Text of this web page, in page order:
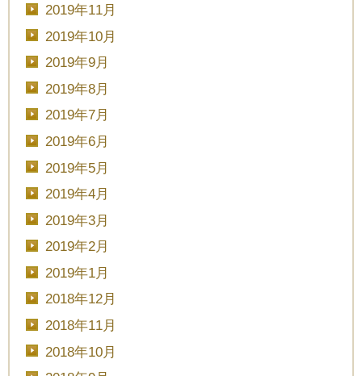
2019年11月
2019年10月
2019年9月
2019年8月
2019年7月
2019年6月
2019年5月
2019年4月
2019年3月
2019年2月
2019年1月
2018年12月
2018年11月
2018年10月